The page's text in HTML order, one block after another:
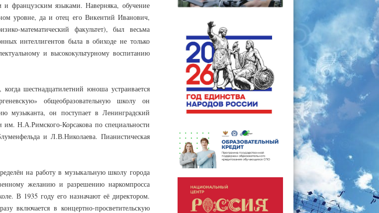
и французским языками. Наверняка, обучение
уровне, да и отец его Викентий Иванович,
математический факультет), был весьма
интеллигентов была в обиходе не только
и высококультурному воспитанию
шестнадцатилетний юноша устраивается
общеобразовательную школу он
музыканта, он поступает в Ленинградский
им. Н.А.Римского-Корсакова по специальности
и Л.В.Николаева. Пианистическая
на работу в музыкальную школу города
желанию и разрешению наркомпросса
В 1935 году его назначают её директором.
включается в концертно-просветительскую